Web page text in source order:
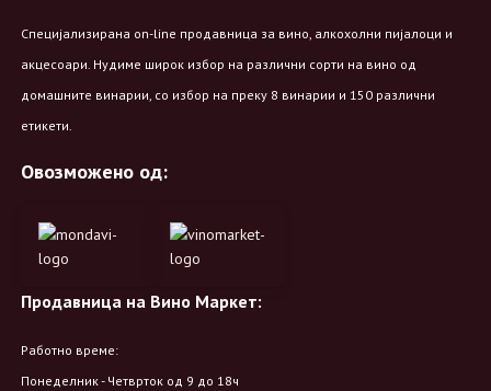
Специјализирана on-line продавница за вино, алкохолни пијалоци и
акцесоари. Нудиме широк избор на различни сорти на вино од
домашните винарии, со избор на преку 8 винарии и 150 различни
етикети.
Овозможено од:
Продавница на Вино Маркет:
Работно време:
Понеделник - Четврток од 9 до 18ч